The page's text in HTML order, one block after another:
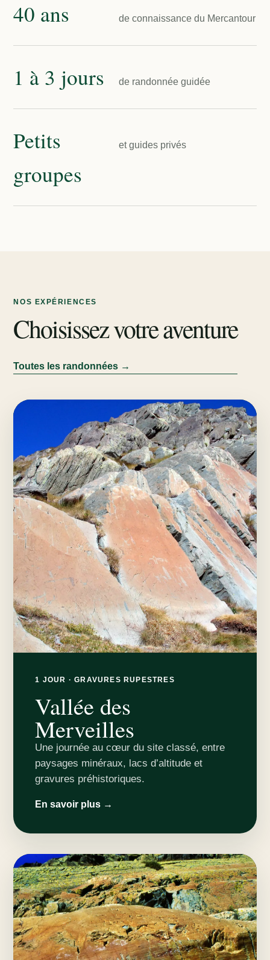
40 ans de connaissance du Mercantour
1 à 3 jours de randonnée guidée
Petits
groupes
et guides privés
NOS EXPÉRIENCES
Choisissez votre aventure
Toutes les randonnées →
1 JOUR · GRAVURES RUPESTRES
Vallée des
Merveilles
Une journée au cœur du site classé, entre
paysages minéraux, lacs d’altitude et
gravures préhistoriques.
En savoir plus →